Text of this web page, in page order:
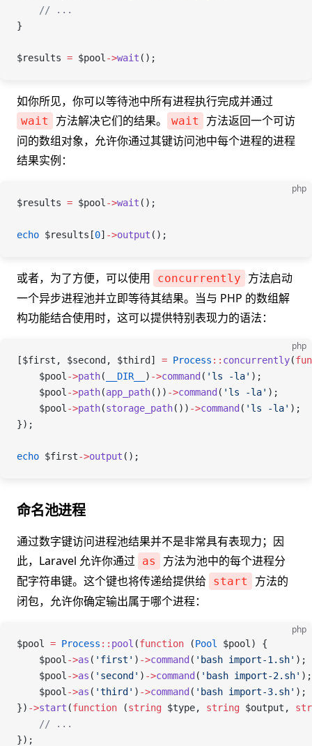
    // ...
}
$results = $pool ->wait ();
如你所见，你可以等待池中所有进程执行完成并通过
wait 方法解决它们的结果。 wait
方法返回一个可访
问的数组对象，允许你通过其键访问池中每个进程的进程
结果实例：
php
$results = $pool ->wait ();
echo $results [0] ->output ();
或者，为了方便，可以使用 concurrently
方法启动
一个异步进程池并立即等待其结果。当与 PHP 的数组解
构功能结合使用时，这可以提供特别表现力的语法：
php
[$first , $second , $third ] = Process :: concurrently(
    $pool
->path( __DIR__ ) ->command ( 'ls -la' );
    $pool
->path(app_path()) ->command ( 'ls -la' );
    $pool
->path(storage_path()) ->command ( 'ls -la' );
});
echo $first->output ();
命名池进程
通过数字键访问进程池结果并不是非常具有表现力；因
此，Laravel 允许你通过 as
方法为池中的每个进程分
配字符串键。这个键也将传递给提供给
start
方法的
闭包，允许你确定输出属于哪个进程：
php
$pool = Process :: pool (function (Pool $pool ) {
    $pool
->as ( 'first' ) ->command ( 'bash import-1.sh' );
    $pool
->as ( 'second' ) ->command ( 'bash import-2.sh' );
    $pool
->as ( 'third' ) ->command ( 'bash import-3.sh' );
}) ->start (function (string $type, string $output ,
    // ...
});